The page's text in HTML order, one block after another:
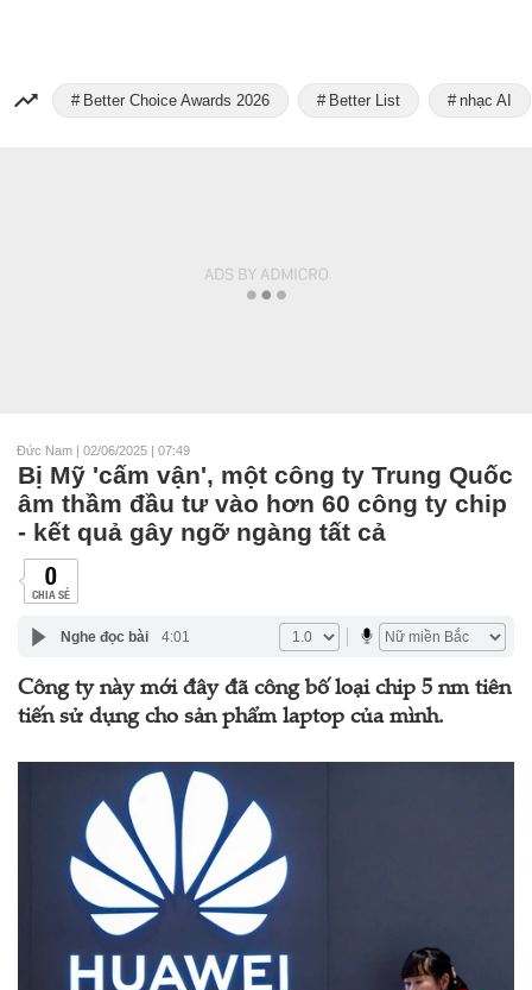
Better Choice Awards 2026 Better List nhạc AI
Đức Nam | 02/06/2025 | 07:49
Bị Mỹ 'cấm vận', một công ty Trung Quốc
âm thầm đầu tư vào hơn 60 công ty chip
- kết quả gây ngỡ ngàng tất cả
0
CHIA SẺ
Nghe đọc bài 4:01
Công ty này mới đây đã công bố loại chip 5 nm tiên
tiến sử dụng cho sản phẩm laptop của mình.